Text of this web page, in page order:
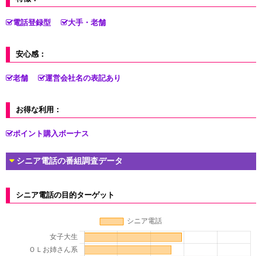
電話登録型 大手・老舗
安心感：
老舗 運営会社名の表記あり
お得な利用：
ポイント購入ボーナス
シニア電話の番組調査データ
シニア電話の目的ターゲット